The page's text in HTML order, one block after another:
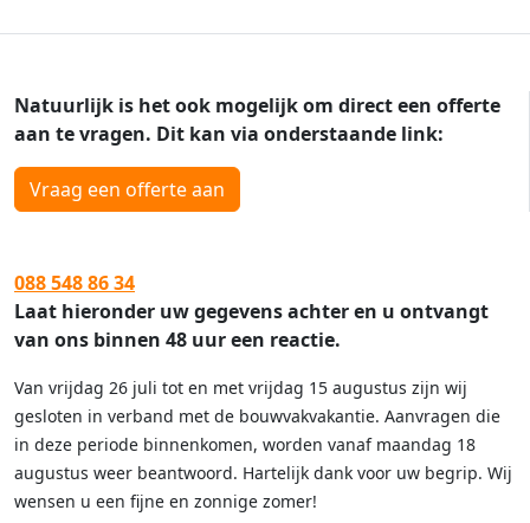
Natuurlijk is het ook mogelijk om direct een offerte
aan te vragen. Dit kan via onderstaande link:
Vraag een offerte aan
088 548 86 34
Laat hieronder uw gegevens achter en u ontvangt
van ons binnen 48 uur een reactie.
Van vrijdag 26 juli tot en met vrijdag 15 augustus zijn wij
gesloten in verband met de bouwvakvakantie. Aanvragen die
in deze periode binnenkomen, worden vanaf maandag 18
augustus weer beantwoord. Hartelijk dank voor uw begrip. Wij
wensen u een fijne en zonnige zomer!